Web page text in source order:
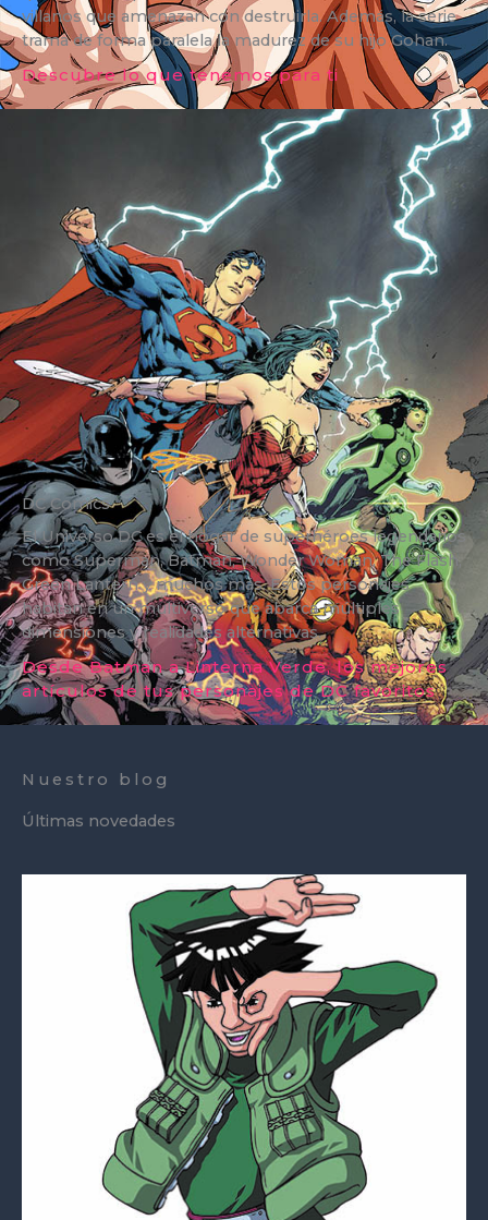
villanos que amenazan con destruirla. Además, la serie
trama de forma paralela la madurez de su hijo Gohan.
Descubre lo que tenemos para ti
DC Comics
El Universo DC es el hogar de superhéroes legendarios
como Superman, Batman, Wonder Woman, The Flash,
Green Lantern y muchos más. Estos personajes
habitan en un multiverso que abarca múltiples
dimensiones y realidades alternativas.
Desde Batman a Linterna Verde, los mejores
artículos de tus personajes de DC favoritos
Nuestro blog
Últimas novedades